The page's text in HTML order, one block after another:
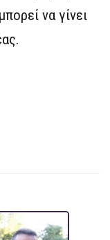
να γίνει